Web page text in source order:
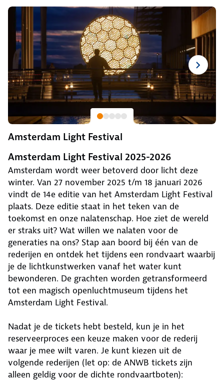
Amsterdam Light Festival
Amsterdam Light Festival 2025-2026
Amsterdam wordt weer betoverd door licht deze
winter. Van 27 november 2025 t/m 18 januari 2026
vindt de 14e editie van het Amsterdam Light Festival
plaats. Deze editie staat in het teken van de
toekomst en onze nalatenschap. Hoe ziet de wereld
er straks uit? Wat willen we nalaten voor de
generaties na ons? Stap aan boord bij één van de
rederijen en ontdek het tijdens een rondvaart waarbij
je de lichtkunstwerken vanaf het water kunt
bewonderen. De grachten worden getransformeerd
tot een magisch openluchtmuseum tijdens het
Amsterdam Light Festival.
Nadat je de tickets hebt besteld, kun je in het
reserveerproces een keuze maken voor de rederij
waar je mee wilt varen. Je kunt kiezen uit de
volgende rederijen (let op: de ANWB tickets zijn
alleen geldig voor de dichte rondvaartboten):